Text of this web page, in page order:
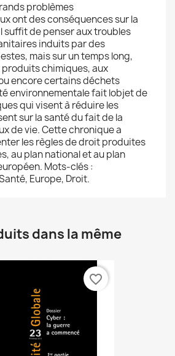
problèmes
ont des conséquences sur la
suffit de penser aux troubles
induits par des
mais sur un temps long,
produits chimiques, aux
encore certains déchets
environnementale fait lobjet de
qui visent à réduire les
sur la santé du fait de la
de vie. Cette chronique a
les règles de droit produites
au plan national et au plan
Mots-clés :
Europe, Droit.
dans la même
favorite_border